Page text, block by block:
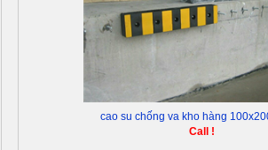
cao su chống va kho hàng
Call !